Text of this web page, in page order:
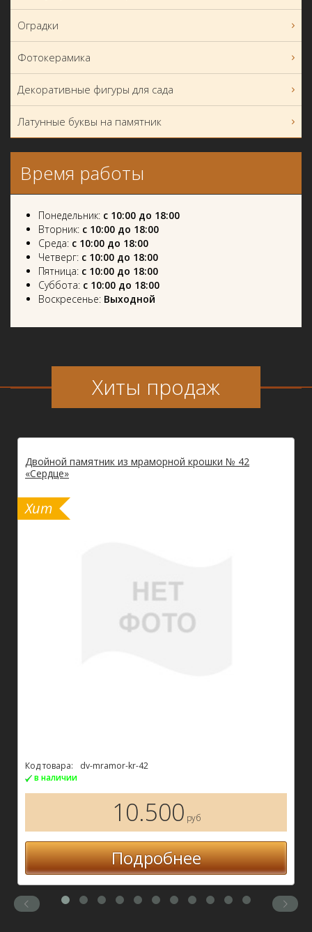
Оградки
Фотокерамика
Декоративные фигуры для сада
Латунные буквы на памятник
Время работы
Понедельник: с 10:00 до 18:00
Вторник: с 10:00 до 18:00
Среда: с 10:00 до 18:00
Четверг: с 10:00 до 18:00
Пятница: с 10:00 до 18:00
Суббота: с 10:00 до 18:00
Воскресенье: Выходной
Хиты продаж
Двойной памятник из мраморной крошки № 42
«Сердце»
Хит
Код товара:
dv-mramor-kr-42
в наличии
10.500 руб
Подробнее